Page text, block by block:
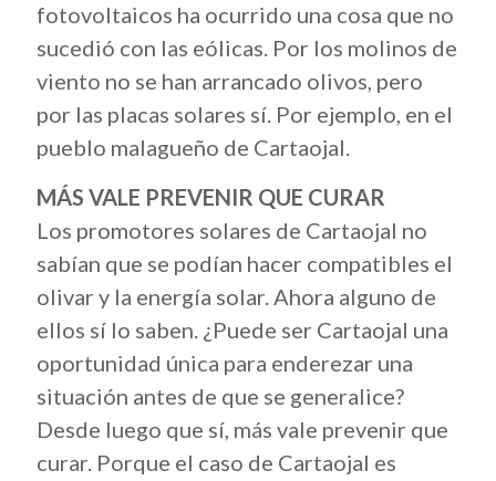
fotovoltaicos ha ocurrido una cosa que no
sucedió con las eólicas. Por los molinos de
viento no se han arrancado olivos, pero
por las placas solares sí. Por ejemplo, en el
pueblo malagueño de Cartaojal.
MÁS VALE PREVENIR QUE CURAR
Los promotores solares de Cartaojal no
sabían que se podían hacer compatibles el
olivar y la energía solar. Ahora alguno de
ellos sí lo saben. ¿Puede ser Cartaojal una
oportunidad única para enderezar una
situación antes de que se generalice?
Desde luego que sí, más vale prevenir que
curar. Porque el caso de Cartaojal es